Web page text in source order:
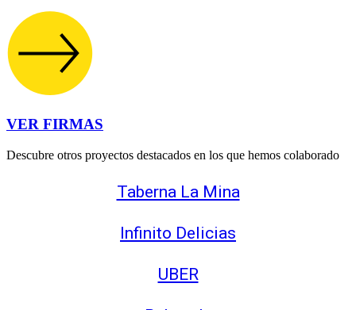
VER FIRMAS
Descubre otros proyectos destacados en los que hemos colaborado
Taberna La Mina
Infinito Delicias
UBER